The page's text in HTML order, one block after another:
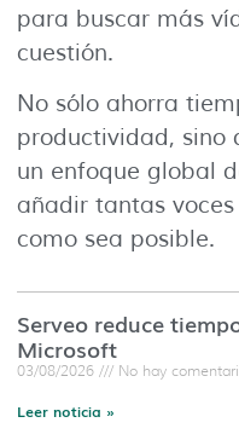
para buscar más
cuestión.
No sólo ahorra
productividad, sino
un enfoque global
añadir tantas
como sea posible.
Serveo reduce
Microsoft
03/08/2026 No hay
Leer noticia »